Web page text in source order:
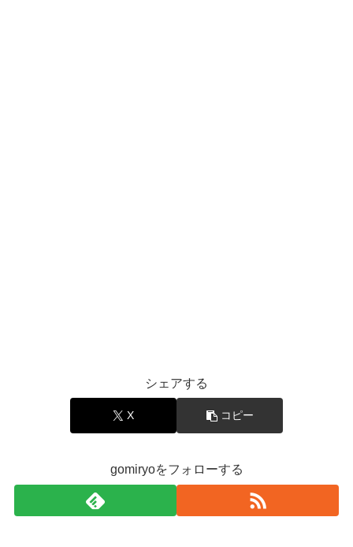
シェアする
X コピー
gomiryoをフォローする